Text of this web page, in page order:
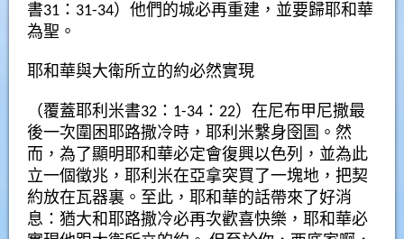
書31：31-34）他們的城必再重建，並要歸耶和華
為聖。
耶和華與大衛所立的約必然實現
（覆蓋耶利米書32：1-34：22）在尼布甲尼撒最
後一次圍困耶路撒冷時，耶利米繫身囹圄。然
而，為了顯明耶和華必定會復興以色列，並為此
立一個徵兆，耶利米在亞拿突買了一塊地，把契
約放在瓦器裏。至此，耶和華的話帶來了好消
息：猶大和耶路撒冷必再次歡喜快樂，耶和華必